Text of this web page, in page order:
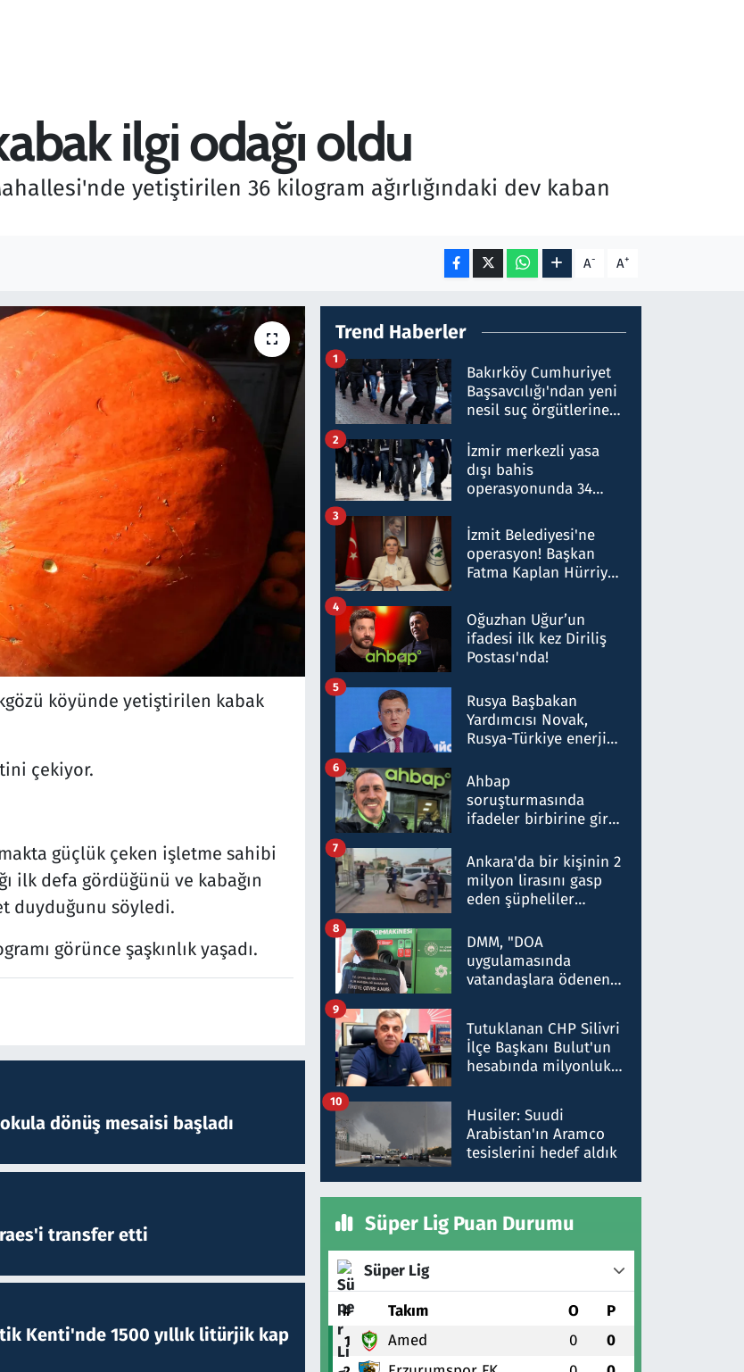
ilgi odağı oldu
yetiştirilen 36 kilogram ağırlığındaki dev kaban
A- A+
köyünde yetiştirilen kabak
çekiyor.
güçlük çeken işletme sahibi
ilk defa gördüğünü ve kabağın
duyduğunu söyledi.
görünce şaşkınlık yaşadı.
dönüş mesaisi başladı
transfer etti
Kenti'nde 1500 yıllık litürjik kap
Trend Haberler
Bakırköy Cumhuriyet
Başsavcılığı'ndan yeni
nesil suç örgütlerine
hakkında gözaltı kararı
1
İzmir merkezli yasa
dışı bahis
operasyonunda 34
Milyar liralık para
trafiği tespit edildi
2
İzmit Belediyesi'ne
operasyon! Başkan
Fatma Kaplan Hürriyet
3
Oğuzhan Uğur’un
ifadesi ilk kez Diriliş
Postası'nda!
4
Rusya Başbakan
Yardımcısı Novak,
Rusya-Türkiye enerji
nitelikte olduğunu
belirtti
5
Ahbap
soruşturmasında
ifadeler birbirine girdi:
ifadelerinden ortaya
çıkan tablo şok etti
6
Ankara'da bir kişinin 2
milyon lirasını gasp
eden şüpheliler
7
DMM, "DOA
uygulamasında
vatandaşlara ödenen
düşürüldüğü" iddiasını
yalanladı
8
Tutuklanan CHP Silivri
İlçe Başkanı Bulut'un
hesabında milyonluk
talimat verdi, ben
gönderdim
9
Husiler: Suudi
Arabistan'ın Aramco
tesislerini hedef aldık
10
Süper Lig Puan Durumu
Süper Lig
# Takım O P
1 Amed 0 0